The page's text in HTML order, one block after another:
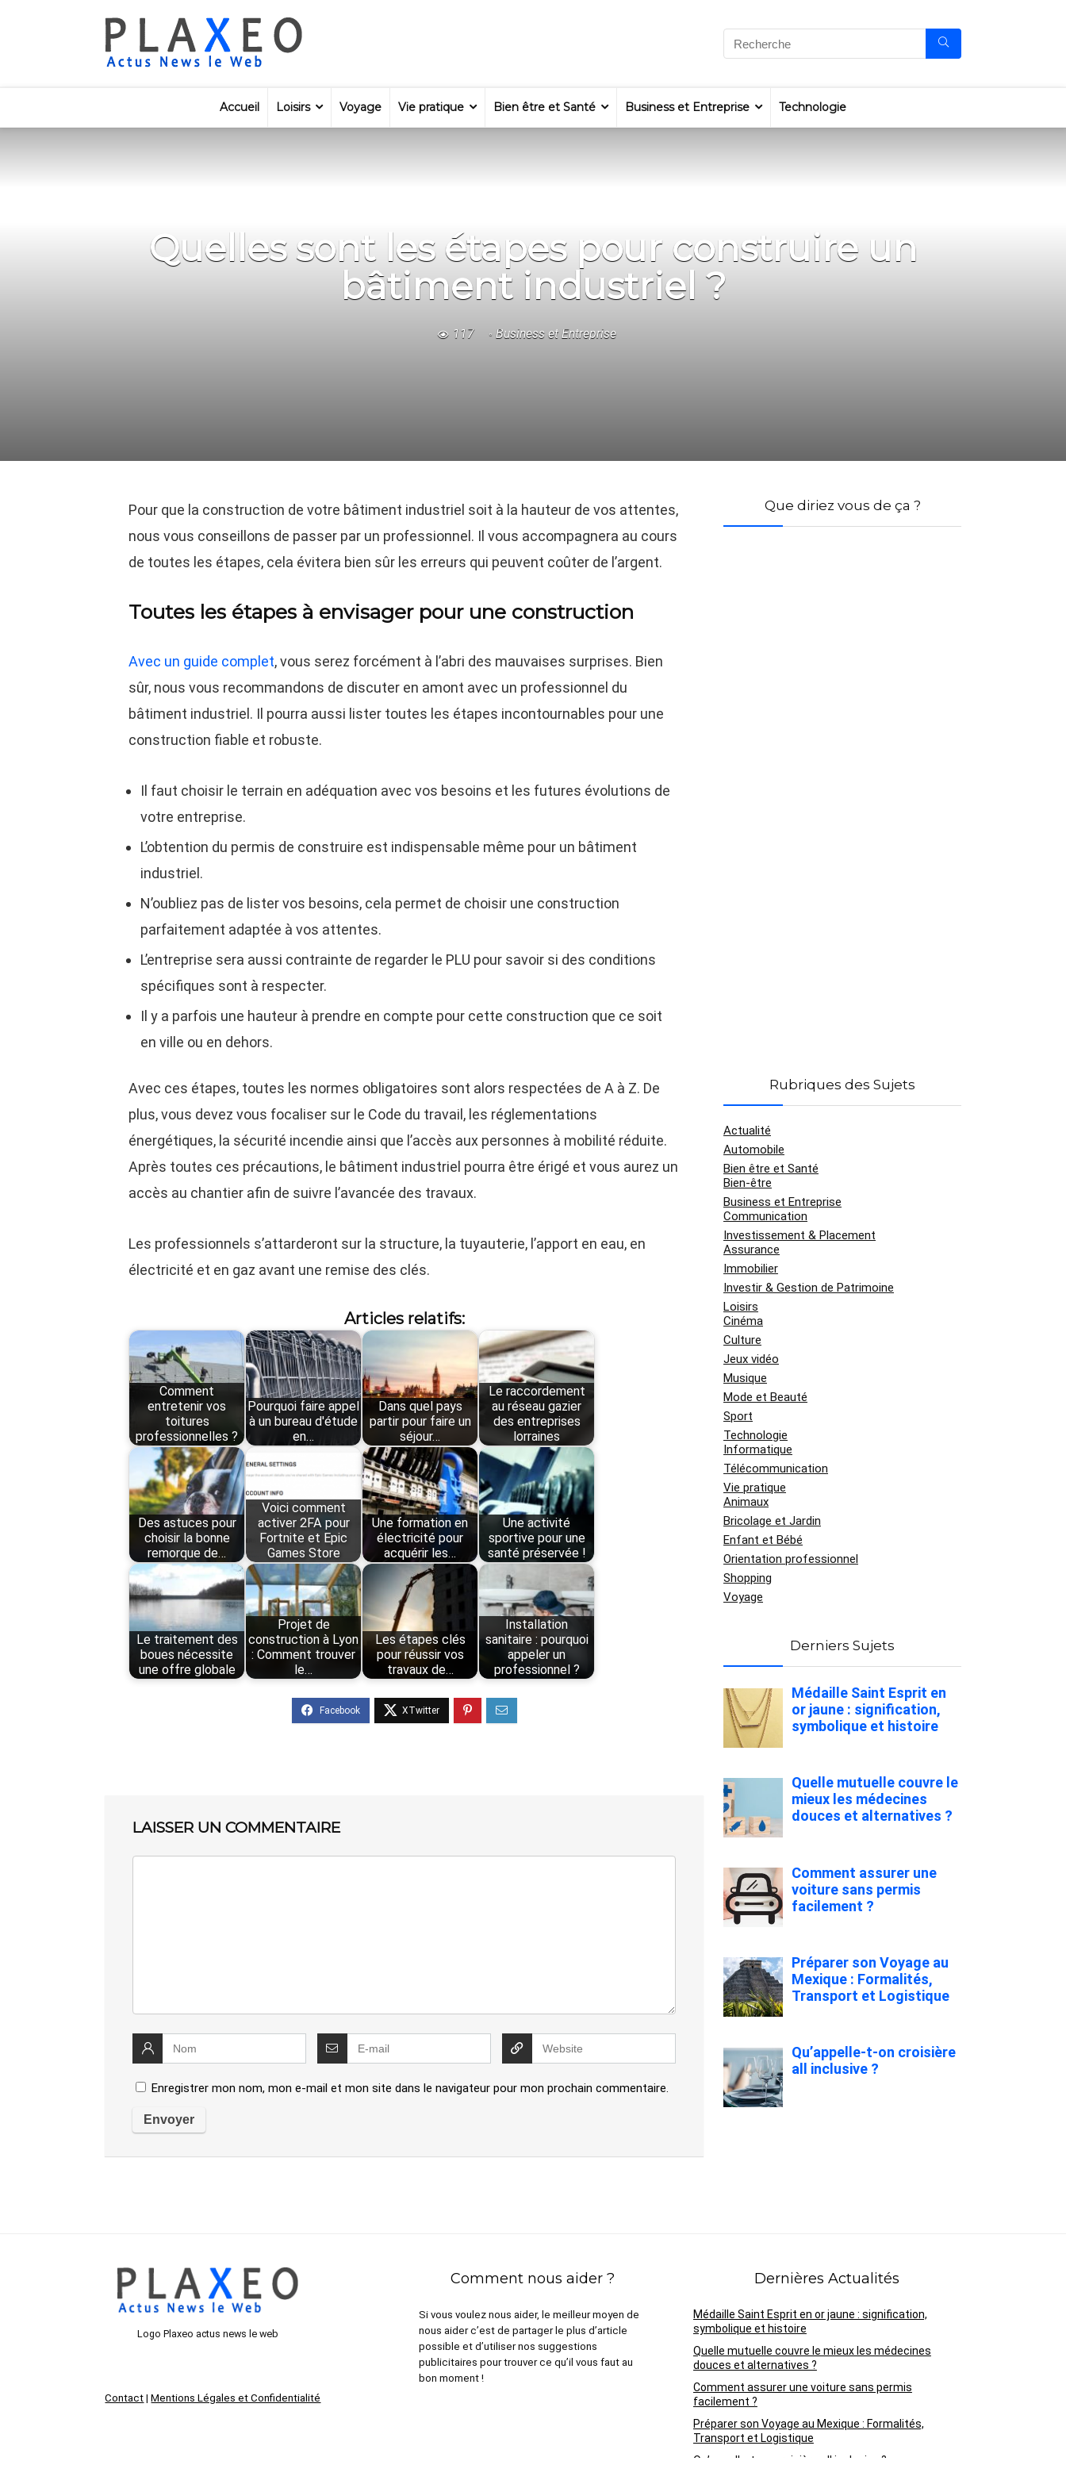
Accueil Loisirs Voyage Vie pratique Bien être et Santé Business et Entreprise Technologie
Quelles sont les étapes pour construire un
bâtiment industriel ?
117 Business et Entreprise
Pour que la construction de votre bâtiment industriel soit à la hauteur de vos attentes,
nous vous conseillons de passer par un professionnel. Il vous accompagnera au cours
de toutes les étapes, cela évitera bien sûr les erreurs qui peuvent coûter de l’argent.
Toutes les étapes à envisager pour une construction
Avec un guide complet, vous serez forcément à l’abri des mauvaises surprises. Bien
sûr, nous vous recommandons de discuter en amont avec un professionnel du
bâtiment industriel. Il pourra aussi lister toutes les étapes incontournables pour une
construction fiable et robuste.
Il faut choisir le terrain en adéquation avec vos besoins et les futures évolutions de
votre entreprise.
L’obtention du permis de construire est indispensable même pour un bâtiment
industriel.
N’oubliez pas de lister vos besoins, cela permet de choisir une construction
parfaitement adaptée à vos attentes.
L’entreprise sera aussi contrainte de regarder le PLU pour savoir si des conditions
spécifiques sont à respecter.
Il y a parfois une hauteur à prendre en compte pour cette construction que ce soit
en ville ou en dehors.
Avec ces étapes, toutes les normes obligatoires sont alors respectées de A à Z. De
plus, vous devez vous focaliser sur le Code du travail, les réglementations
énergétiques, la sécurité incendie ainsi que l’accès aux personnes à mobilité réduite.
Après toutes ces précautions, le bâtiment industriel pourra être érigé et vous aurez un
accès au chantier afin de suivre l’avancée des travaux.
Les professionnels s’attarderont sur la structure, la tuyauterie, l’apport en eau, en
électricité et en gaz avant une remise des clés.
Articles relatifs:
Comment
entretenir vos
toitures
professionnelles ?
Pourquoi faire appel
à un bureau d'étude
en…
Dans quel pays
partir pour faire un
séjour…
Le raccordement
au réseau gazier
des entreprises
lorraines
Des astuces pour
choisir la bonne
remorque de…
Voici comment
activer 2FA pour
Fortnite et Epic
Games Store
Une formation en
électricité pour
acquérir les…
Une activité
sportive pour une
santé préservée !
Le traitement des
boues nécessite
une offre globale
Projet de
construction à Lyon
: Comment trouver
le…
Les étapes clés
pour réussir vos
travaux de…
Installation
sanitaire : pourquoi
appeler un
professionnel ?
LAISSER UN COMMENTAIRE
Enregistrer mon nom, mon e-mail et mon site dans le navigateur pour mon prochain commentaire.
Que diriez vous de ça ?
Rubriques des Sujets
Actualité
Automobile
Bien être et Santé
Bien-être
Business et Entreprise
Communication
Investissement & Placement
Assurance
Immobilier
Investir & Gestion de Patrimoine
Loisirs
Cinéma
Culture
Jeux vidéo
Musique
Mode et Beauté
Sport
Technologie
Informatique
Télécommunication
Vie pratique
Animaux
Bricolage et Jardin
Enfant et Bébé
Orientation professionnel
Shopping
Voyage
Derniers Sujets
Médaille Saint Esprit en
or jaune : signification,
symbolique et histoire
Quelle mutuelle couvre le
mieux les médecines
douces et alternatives ?
Comment assurer une
voiture sans permis
facilement ?
Préparer son Voyage au
Mexique : Formalités,
Transport et Logistique
Qu’appelle-t-on croisière
all inclusive ?
Logo Plaxeo actus news le web
Contact |Mentions Légales et Confidentialité
Comment nous aider ?
Si vous voulez nous aider, le meilleur moyen de
nous aider c’est de partager le plus d’article
possible et d’utiliser nos suggestions
publicitaires pour trouver ce qu’il vous faut au
bon moment !
Dernières Actualités
Médaille Saint Esprit en or jaune : signification,
symbolique et histoire
Quelle mutuelle couvre le mieux les médecines
douces et alternatives ?
Comment assurer une voiture sans permis
facilement ?
Préparer son Voyage au Mexique : Formalités,
Transport et Logistique
Qu’appelle-t-on croisière all inclusive ?